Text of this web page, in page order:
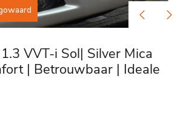
1.3 VVT-i Sol| Silver Mica
| Betrouwbaar | Ideale